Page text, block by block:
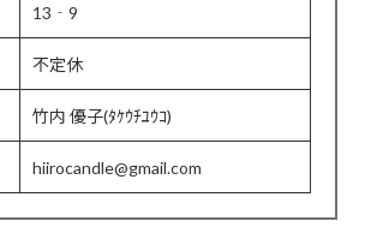
13‐9
不定休
竹内 優子(ﾀｹｳﾁﾕｳｺ)
hiirocandle@gmail.com